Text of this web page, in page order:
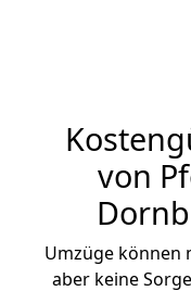
von
Umzüge können
aber keine